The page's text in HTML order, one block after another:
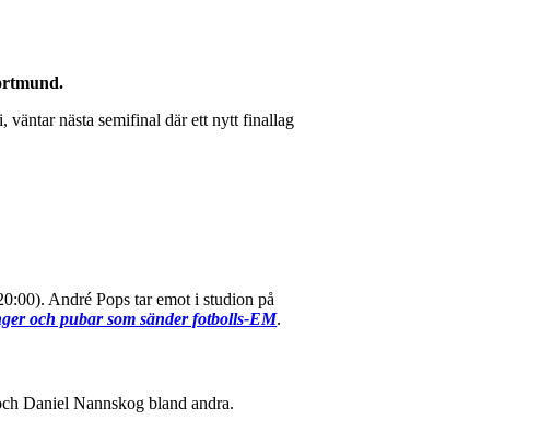
väntar nästa semifinal där ett nytt finallag
André Pops tar emot i studion på
och pubar som sänder fotbolls-EM.
Daniel Nannskog bland andra.